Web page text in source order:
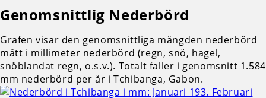
Genomsnittlig Nederbörd
Grafen visar den genomsnittliga mängden nederbörd
mätt i millimeter nederbörd (regn, snö, hagel,
snöblandat regn, o.s.v.). Totalt faller i genomsnitt 1.584
mm nederbörd per år i Tchibanga, Gabon.